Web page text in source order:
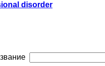
disorder